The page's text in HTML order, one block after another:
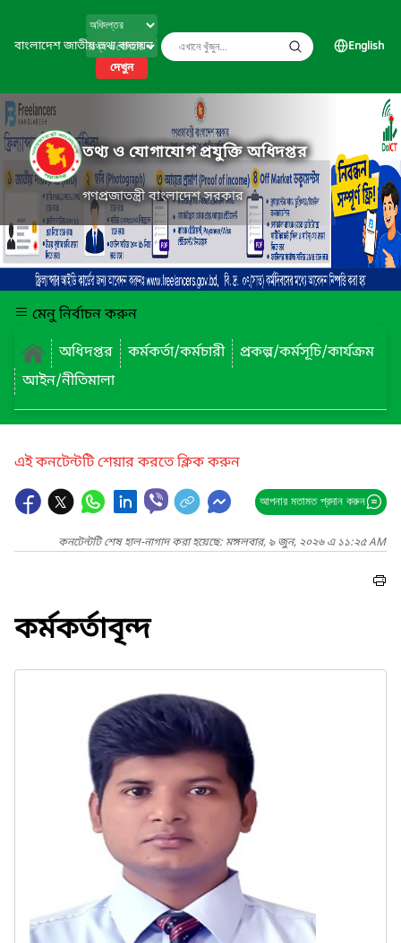
বাংলাদেশ জাতীয় তথ্য বাতায়ন
দেখুন
English
তথ্য ও যোগাযোগ প্রযুক্তি অধিদপ্তর
গণপ্রজাতন্ত্রী বাংলাদেশ সরকার
মেনু নির্বাচন করুন
অধিদপ্তর
কর্মকর্তা/কর্মচারী
প্রকল্প/কর্মসূচি/কার্যক্রম
আইন/নীতিমালা
এই কনটেন্টটি শেয়ার করতে ক্লিক করুন
আপনার মতামত প্রদান করুন
কনটেন্টটি শেষ হাল-নাগাদ করা হয়েছে: মঙ্গলবার, ৯ জুন, ২০২৬ এ ১১:২৫ AM
কর্মকর্তাবৃন্দ